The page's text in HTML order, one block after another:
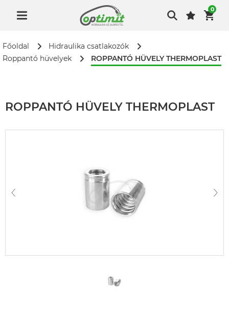
0
Főoldal
Hidraulika csatlakozók
Roppantó hüvelyek
ROPPANTÓ HÜVELY THERMOPLAST
ROPPANTÓ HÜVELY THERMOPLAST